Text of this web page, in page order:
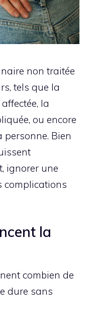
non traitée
tels que la
la
ou encore
personne. Bien
ignorer une
complications
la
combien de
dure sans